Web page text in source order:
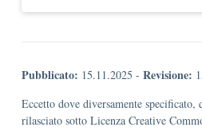
Pubblicato: 15.11.2025 - Revisione:
Eccetto dove diversamente specificato,
rilasciato sotto Licenza Creative